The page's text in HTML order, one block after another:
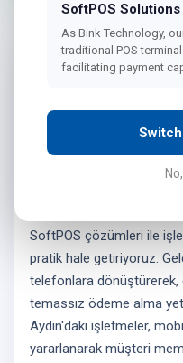
SoftPOS
SoftPOS çözümleri ile
pratik hale getiriyoruz.
telefonlara
temassız ödeme alma
Aydın'daki işletmeler,
yararlanarak müşteri
SoftPOS Solutions
As Bink Technology,
traditional POS
facilitating payment